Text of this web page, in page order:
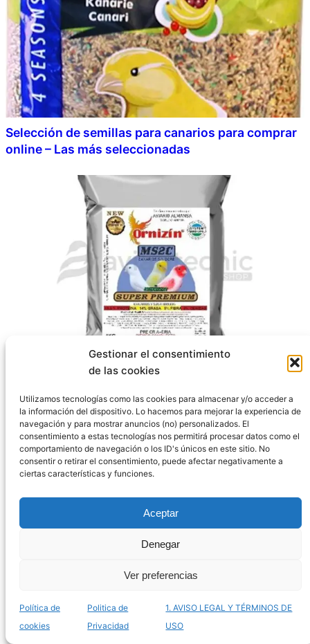
Gestionar el consentimiento
de las cookies
Utilizamos tecnologías como las cookies para almacenar y/o acceder a
la información del dispositivo. Lo hacemos para mejorar la experiencia de
navegación y para mostrar anuncios (no) personalizados. El
consentimiento a estas tecnologías nos permitirá procesar datos como el
comportamiento de navegación o los ID's únicos en este sitio. No
consentir o retirar el consentimiento, puede afectar negativamente a
ciertas características y funciones.
Aceptar
Denegar
Ver preferencias
Política de
cookies
Politica de
Privacidad
1. AVISO LEGAL Y TÉRMINOS DE
USO
Selección de semillas para canarios para comprar
online – Las más seleccionadas
Listado de piensos sin dore para canarios para
comprar online – Los más equilibrados
comprar por Internet – Los más innovadores